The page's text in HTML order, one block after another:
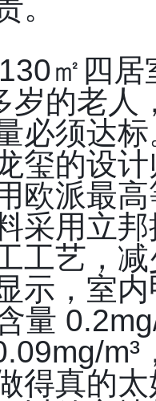
。
㎡四
岁的老人
必须达
玺的设
欧派最
采用立
工艺，
示，室
量
得真的